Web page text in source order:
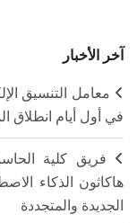
آخر الأخبار
في أول أيام انطلاق
فريق كلية
هاكاثون الذكاء
الجديدة والمتجددة